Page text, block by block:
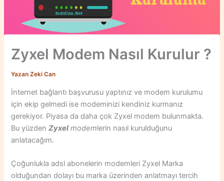
Zyxel Modem Nasıl Kurulur ?
Yazan Zeki Can
İnternet bağlantı başvurusu yaptınız ve modem kurulumu
için ekip gelmedi ise modeminizi kendiniz kurmanız
gerekiyor. Piyasa da daha çok Zyxel modem bulunmakta.
Bu yüzdenZyxel modemlerin nasıl kurulduğunu
anlatacağım.
Çoğunlukla adsl abonelerin modemleri Zyxel Marka
olduğundan dolayı bu marka üzerinden anlatmayı tercih